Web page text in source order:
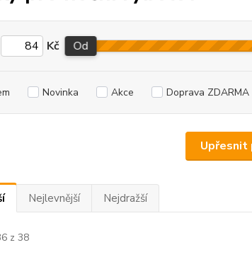
Upřesnit
Kč Od
Novinka Akce Doprava ZDARMA
Nejlevnější Nejdražší
z 38